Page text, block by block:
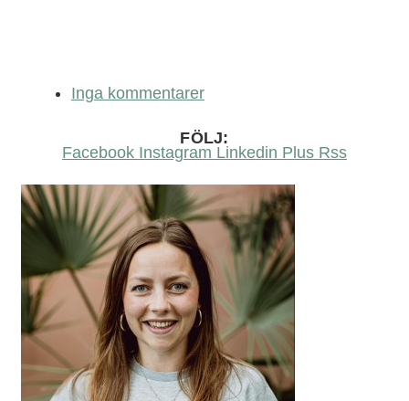
Inga kommentarer
FÖLJ:
Facebook Instagram Linkedin Plus Rss